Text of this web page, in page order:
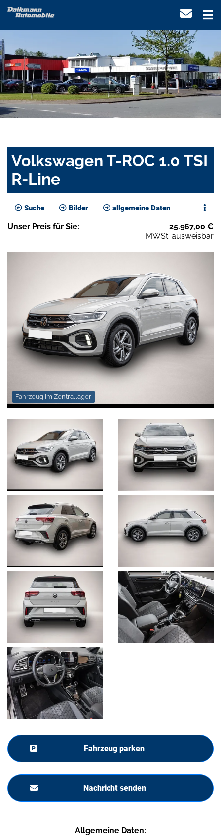
Volkswagen T-ROC 1.0 TSI
R-Line
Suche Bilder allgemeine Daten
Unser Preis für Sie: 25.967,00 €
MWSt: ausweisbar
Fahrzeug im Zentrallager
Fahrzeug parken
Nachricht senden
Allgemeine Daten: